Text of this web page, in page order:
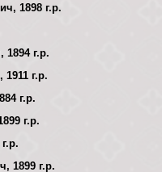
1898 г.р.
1894 г.р.
г.р.
г.р.
г.р.
1899 г.р.